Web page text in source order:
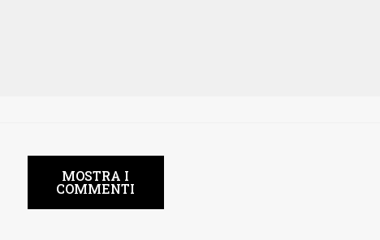
MOSTRA I
COMMENTI